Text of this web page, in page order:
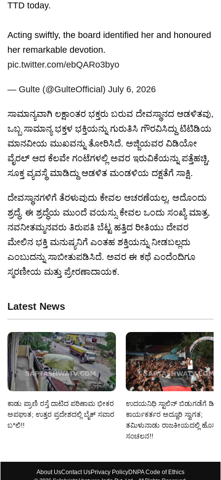
TTD today.
Acting swiftly, the board identified her and honoured
her remarkable devotion.
pic.twitter.com/ebQARo3byo
— Gulte (@GulteOfficial) July 6, 2026
ಸಾಮಾನ್ಯವಾಗಿ ಲಕ್ಷಾಂತರ ಭಕ್ತರು ಬರುವ ದೇವಸ್ಥಾನದ ಆಡಳಿತವು,
ಒಬ್ಬ ಸಾಮಾನ್ಯ ಭಕ್ತಳ ಭಕ್ತಿಯನ್ನು ಗುರುತಿಸಿ ಗೌರವಿಸಿದ್ದು ಟಿಟಿಡಿಯ
ಮಾನವೀಯ ಮುಖವನ್ನು ತೋರಿಸಿದೆ. ಅಜ್ಜಿಯವರ ವಿಡಿಯೋ
ವೈರಲ್ ಆದ ಕೆಲವೇ ಗಂಟೆಗಳಲ್ಲಿ ಅವರ ಇರುವಿಕೆಯನ್ನು ಪತ್ತೆಹಚ್ಚಿ,
ಸೂಕ್ತ ವ್ಯವಸ್ಥೆ ಮಾಡಿದ್ದು ಆಡಳಿತ ಮಂಡಳಿಯ ದಕ್ಷತೆಗೆ ಸಾಕ್ಷಿ.
ದೇವಸ್ಥಾನಗಳಿಗೆ ತೆರಳುವುದು ಕೇವಲ ಆಚರಣೆಯಲ್ಲ, ಅದೊಂದು
ಶ್ರದ್ಧೆ. ಈ ಶ್ರದ್ಧೆಯ ಮುಂದೆ ವಯಸ್ಸು ಕೇವಲ ಒಂದು ಸಂಖ್ಯೆ ಮಾತ್ರ.
ನವನೀತಮ್ಮನವರು ತಿರುಪತಿ ಬೆಟ್ಟ ಹತ್ತಿದ ರೀತಿಯು ದೇವರ
ಮೇಲಿನ ಭಕ್ತಿ ಮನುಷ್ಯನಿಗೆ ಎಂತಹ ಶಕ್ತಿಯನ್ನು ನೀಡಬಲ್ಲದು
ಎಂಬುದನ್ನು ಸಾಬೀತುಪಡಿಸಿದೆ. ಅವರ ಈ ಕಥೆ ಎಂದೆಂದಿಗೂ
ಸ್ಮರಣೀಯ ಮತ್ತು ಪ್ರೇರಣಾದಾಯಕ.
Latest News
ಕಾಡು ಪ್ರಾಣಿ ರಸ್ತೆ ದಾಟಿದ ಪರಿಣಾಮ ಭೀಕರ
ಅಪಘಾತ; ಉತ್ತರ ಪ್ರದೇಶದಲ್ಲಿ ಬೈಕ್ ಸವಾರ
ಬ*ಲಿ!!
ಉದಯನಿಧಿ ಸ್ಟಾಲಿನ್ ಬಿಡುಗಡೆಗೆ
ಕಾರ್ಯಕರ್ತರ ಅದ್ದೂರಿ ಸ್ವಾಗತ;
ತಮಿಳುನಾಡು ರಾಜಕೀಯದಲ್ಲಿ ಹೊಸ
ಸಂಚಲನ!!
About UsContact UsPrivacy PolicyDNPA Code of Ethics